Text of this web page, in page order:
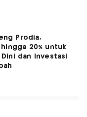
Prodia,
20% untuk
dan Investasi